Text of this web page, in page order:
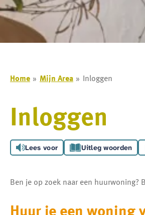
Home Mijn Area Inloggen
Inloggen
Lees voor Uitleg woorden
Ben je op zoek naar een huurwoning?
Huur je een woning